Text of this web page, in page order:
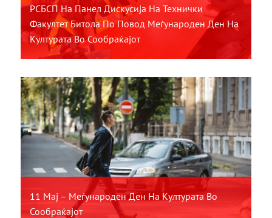
РСБСП На Панел Дискусија На Технички
Факултет Битола По Повод Меѓународен Ден На
Културата Во Сообраќајот
11 Мај – Меѓународен Ден На Културата Во
Сообраќајот